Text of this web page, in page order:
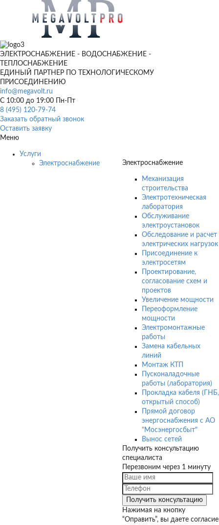
ЭЛЕКТРОСНАБЖЕНИЕ - ВОДОСНАБЖЕНИЕ -
ТЕПЛОСНАБЖЕНИЕ
ЕДИНЫЙ ПАРТНЕР ПО ТЕХНОЛОГИЧЕСКОМУ
ПРИСОЕДИНЕНИЮ
info@megavolt.ru
C 10:00 до 19:00 Пн-Пт
8 (495) 120-79-74
Заказать обратный звонок
Оставить заявку
Меню
Услуги
Электроснабжение
Электроснабжение
Механизация
строительства
Электротехническая
лаборатория
Обслуживание
электроустановок
Обследование и расчет
электрических нагрузок
Присоединение к
электросетям
Проектирование,
согласование схем и
проектов
Увеличение мощности
Переоформление
мощности
Электромонтажные
работы
Замена кабельных
линий
Монтаж КТП
Пусконаладочные
работы (лаборатория)
Прокладка кабеля (ГНБ,
открытый способ)
Прямой договор
энергоснабжения с АО
"Мосэнергосбыт"
Вынос сетей
Получить консультацию
специалиста
Перезвоним через 1 минуту
Нажимая на кнопку
“Оправить”, вы даете согласие